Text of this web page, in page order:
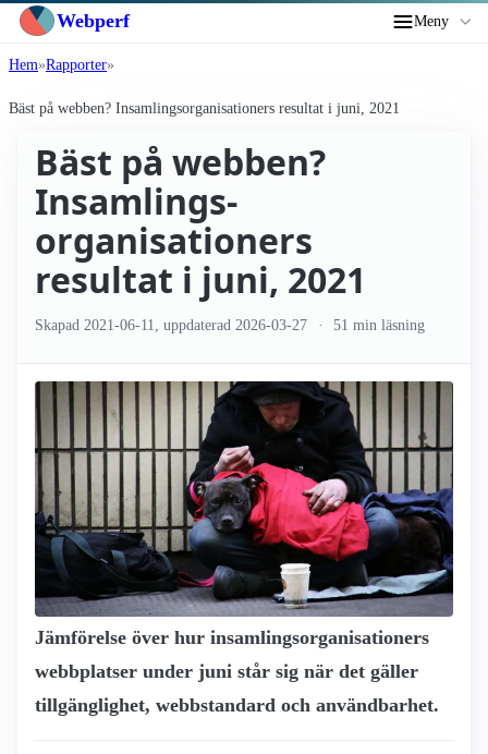
Webperf Meny
Hem Rapporter
Bäst på webben? Insamlings­organisationers resultat i juni, 2021
Bäst på webben?
Insamlings­
organisationers
resultat i juni, 2021
Skapad 2021-06-11 , uppdaterad 2026-03-27 51 min läsning
Jämförelse över hur insamlings­organisationers
webbplatser under juni står sig när det gäller
tillgänglighet, webbstandard och användbarhet.